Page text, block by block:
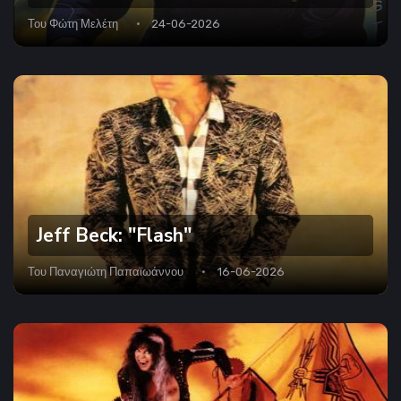
ΤουΦώτη Μελέτη 24-06-2026
Jeff Beck: "Flash"
Του Παναγιώτη Παπαϊωάννου 16-06-2026